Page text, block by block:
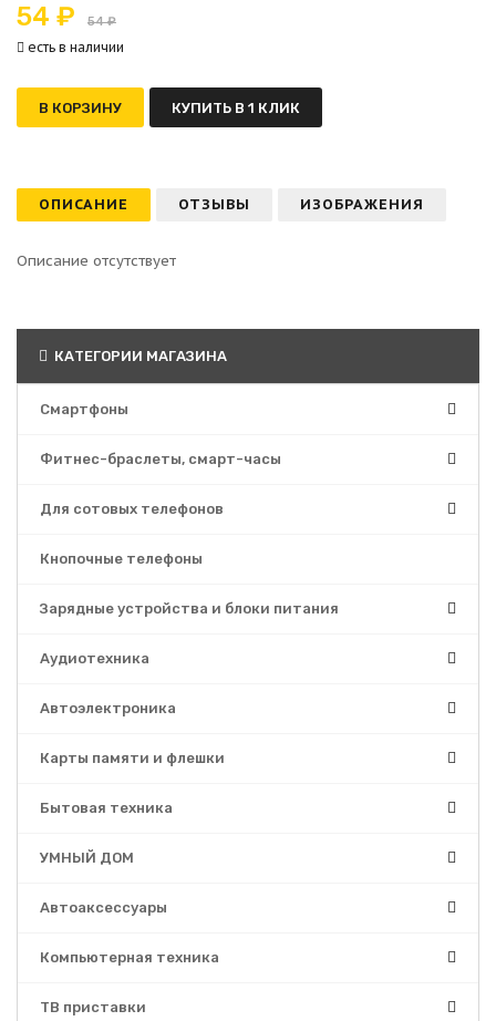
54 ₽ 54 ₽
есть в наличии
В КОРЗИНУ КУПИТЬ В 1 КЛИК
ОПИСАНИЕ ОТЗЫВЫ ИЗОБРАЖЕНИЯ
Описание отсутствует
КАТЕГОРИИ МАГАЗИНА
Смартфоны
Фитнес-браслеты, смарт-часы
Для сотовых телефонов
Кнопочные телефоны
Зарядные устройства и блоки питания
Аудиотехника
Автоэлектроника
Карты памяти и флешки
Бытовая техника
УМНЫЙ ДОМ
Автоаксессуары
Компьютерная техника
ТВ приставки